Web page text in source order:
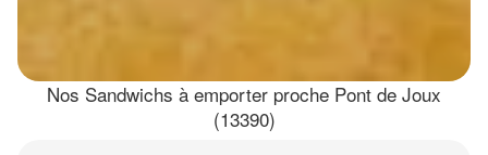
Nos Sandwichs à emporter proche Pont de Joux
(13390)